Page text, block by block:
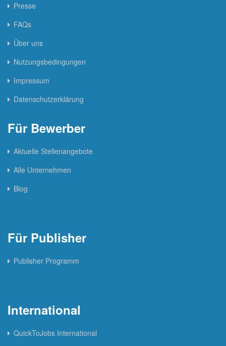
Presse
FAQs
Über uns
Nutzungsbedingungen
Impressum
Datenschutzerklärung
Für Bewerber
Aktuelle Stellenangebote
Alle Unternehmen
Blog
Für Publisher
Publisher Programm
International
QuickToJobs International